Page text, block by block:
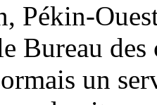
Pékin-
Bureau
un